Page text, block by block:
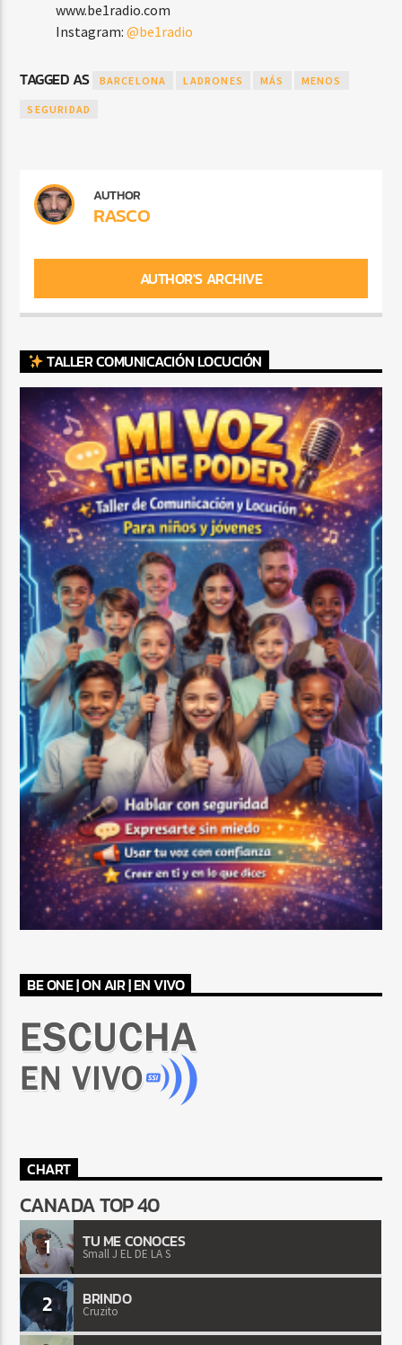
www.be1radio.com
Instagram:@be1radio
TAGGED AS BARCELONA LADRONES MÁS MENOS
SEGURIDAD
AUTHOR
RASCO
AUTHOR'S ARCHIVE
TALLER COMUNICACIÓN LOCUCIÓN
BE ONE | ON AIR | EN VIVO
CHART
CANADA TOP 40
1 TU ME CONOCES
Small J EL DE LA S
2 BRINDO
Cruzito